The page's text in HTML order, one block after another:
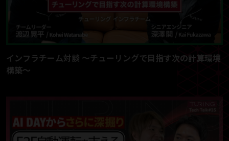
インフラチーム対談 〜チューリングで目指す次の計算環境
構築〜